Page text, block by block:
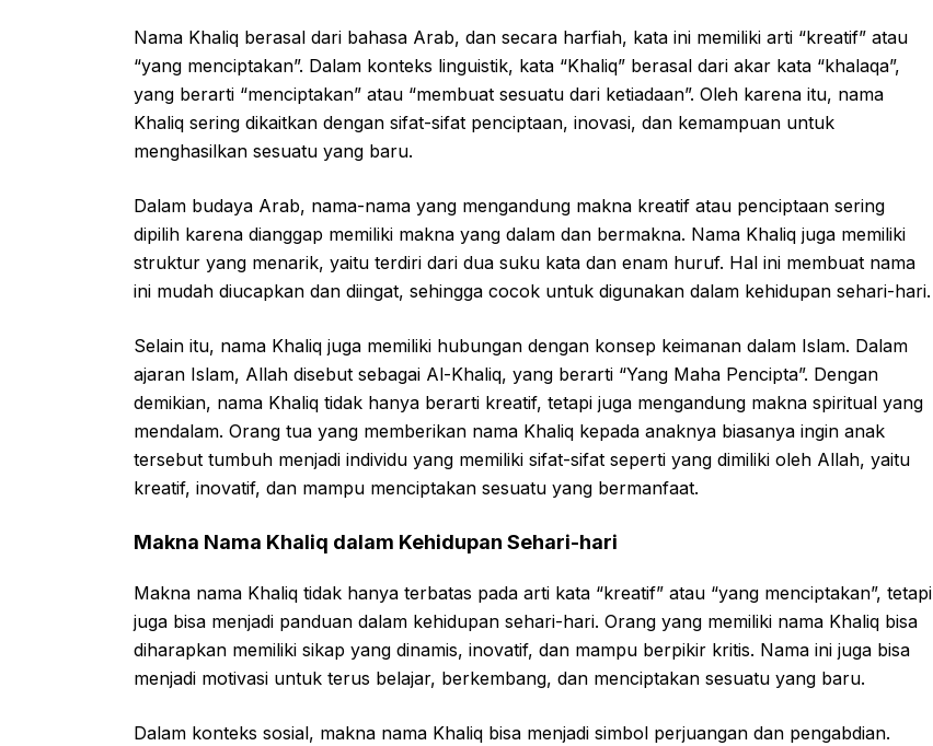
Nama Khaliq berasal dari bahasa Arab, dan secara harfiah, kata ini memiliki arti “kreatif” atau
“yang menciptakan”. Dalam konteks linguistik, kata “Khaliq” berasal dari akar kata “khalaqa”,
yang berarti “menciptakan” atau “membuat sesuatu dari ketiadaan”. Oleh karena itu, nama
Khaliq sering dikaitkan dengan sifat-sifat penciptaan, inovasi, dan kemampuan untuk
menghasilkan sesuatu yang baru.
Dalam budaya Arab, nama-nama yang mengandung makna kreatif atau penciptaan sering
dipilih karena dianggap memiliki makna yang dalam dan bermakna. Nama Khaliq juga memiliki
struktur yang menarik, yaitu terdiri dari dua suku kata dan enam huruf. Hal ini membuat nama
ini mudah diucapkan dan diingat, sehingga cocok untuk digunakan dalam kehidupan sehari-hari.
Selain itu, nama Khaliq juga memiliki hubungan dengan konsep keimanan dalam Islam. Dalam
ajaran Islam, Allah disebut sebagai Al-Khaliq, yang berarti “Yang Maha Pencipta”. Dengan
demikian, nama Khaliq tidak hanya berarti kreatif, tetapi juga mengandung makna spiritual yang
mendalam. Orang tua yang memberikan nama Khaliq kepada anaknya biasanya ingin anak
tersebut tumbuh menjadi individu yang memiliki sifat-sifat seperti yang dimiliki oleh Allah, yaitu
kreatif, inovatif, dan mampu menciptakan sesuatu yang bermanfaat.
Makna Nama Khaliq dalam Kehidupan Sehari-hari
Makna nama Khaliq tidak hanya terbatas pada arti kata “kreatif” atau “yang menciptakan”, tetapi
juga bisa menjadi panduan dalam kehidupan sehari-hari. Orang yang memiliki nama Khaliq bisa
diharapkan memiliki sikap yang dinamis, inovatif, dan mampu berpikir kritis. Nama ini juga bisa
menjadi motivasi untuk terus belajar, berkembang, dan menciptakan sesuatu yang baru.
Dalam konteks sosial, makna nama Khaliq bisa menjadi simbol perjuangan dan pengabdian.